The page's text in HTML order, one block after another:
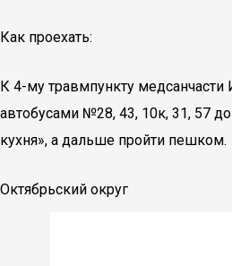
Как проехать:
К 4-му травмпункту
автобусами №28, 43, 10к, 31, 57
кухня», а дальше пройти пешком.
Октябрьский округ